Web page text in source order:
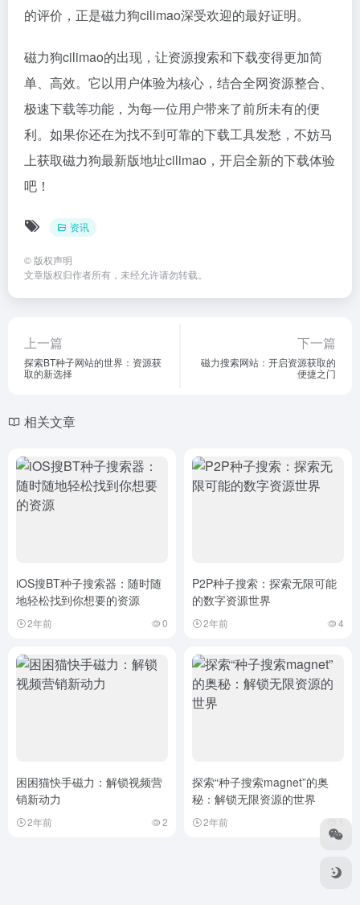
的评价，正是磁力狗cilimao深受欢迎的最好证明。
磁力狗cilimao的出现，让资源搜索和下载变得更加简
单、高效。它以用户体验为核心，结合全网资源整合、
极速下载等功能，为每一位用户带来了前所未有的便
利。如果你还在为找不到可靠的下载工具发愁，不妨马
上获取磁力狗最新版地址cilimao，开启全新的下载体验
吧！
资讯
© 版权声明
文章版权归作者所有，未经允许请勿转载。
上一篇
探索BT种子网站的世界：资源获
取的新选择
下一篇
磁力搜索网站：开启资源获取的
便捷之门
相关文章
iOS搜BT种子搜索器：随时随
地轻松找到你想要的资源
2年前 0
P2P种子搜索：探索无限可能
的数字资源世界
2年前 4
困困猫快手磁力：解锁视频营
销新动力
2年前 2
探索“种子搜索magnet”的奥
秘：解锁无限资源的世界
2年前 1